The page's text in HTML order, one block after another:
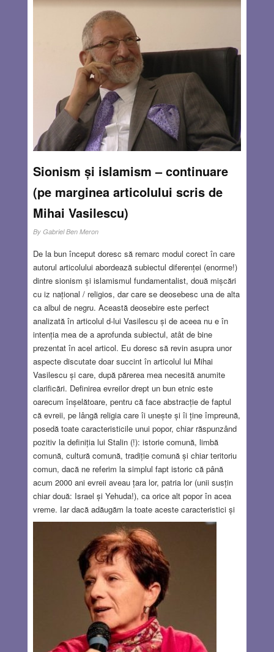
Sionism și islamism – continuare
(pe marginea articolului scris de
Mihai Vasilescu)
By Gabriel Ben Meron
De la bun început doresc să remarc modul corect în care
autorul articolului abordează subiectul diferenței (enorme!)
dintre sionism și islamismul fundamentalist, două mișcări
cu iz național / religios, dar care se deosebesc una de alta
ca albul de negru. Această deosebire este perfect
analizată în articolul d-lui Vasilescu și de aceea nu e în
intenția mea de a aprofunda subiectul, atât de bine
prezentat în acel articol. Eu doresc să revin asupra unor
aspecte discutate doar succint în articolul lui Mihai
Vasilescu și care, după părerea mea necesită anumite
clarificări. Definirea evreilor drept un bun etnic este
oarecum înșelătoare, pentru că face abstracție de faptul
că evreii, pe lângă religia care îi unește și îi ține împreună,
posedă toate caracteristicile unui popor, chiar răspunzând
pozitiv la definiția lui Stalin (!): istorie comună, limbă
comună, cultură comună, tradiție comună și chiar teritoriu
comun, dacă ne referim la simplul fapt istoric că până
acum 2000 ani evreii aveau țara lor, patria lor (unii susțin
chiar două: Israel și Yehuda!), ca orice alt popor în acea
vreme. Iar dacă adăugăm la toate aceste caracteristici și
religia comună, obținem în felul acesta un tablou complet
al noțiunii de popor. Această precizare nu are numai o
importanță istorică, ci și una (mai ales) actuală. Ideea,
vehiculată de mulți, după care evreii, nefiind un popor, nu
au dreptul la o țară, o patrie a lor, nu e deloc nouă, dar e
folosită azi mai mult ca oricând de către oricine care
neagă dreptul Israelului de a exista ca patrie a poporului
Read more…
OCT 24, 2024 47 COMMENTS